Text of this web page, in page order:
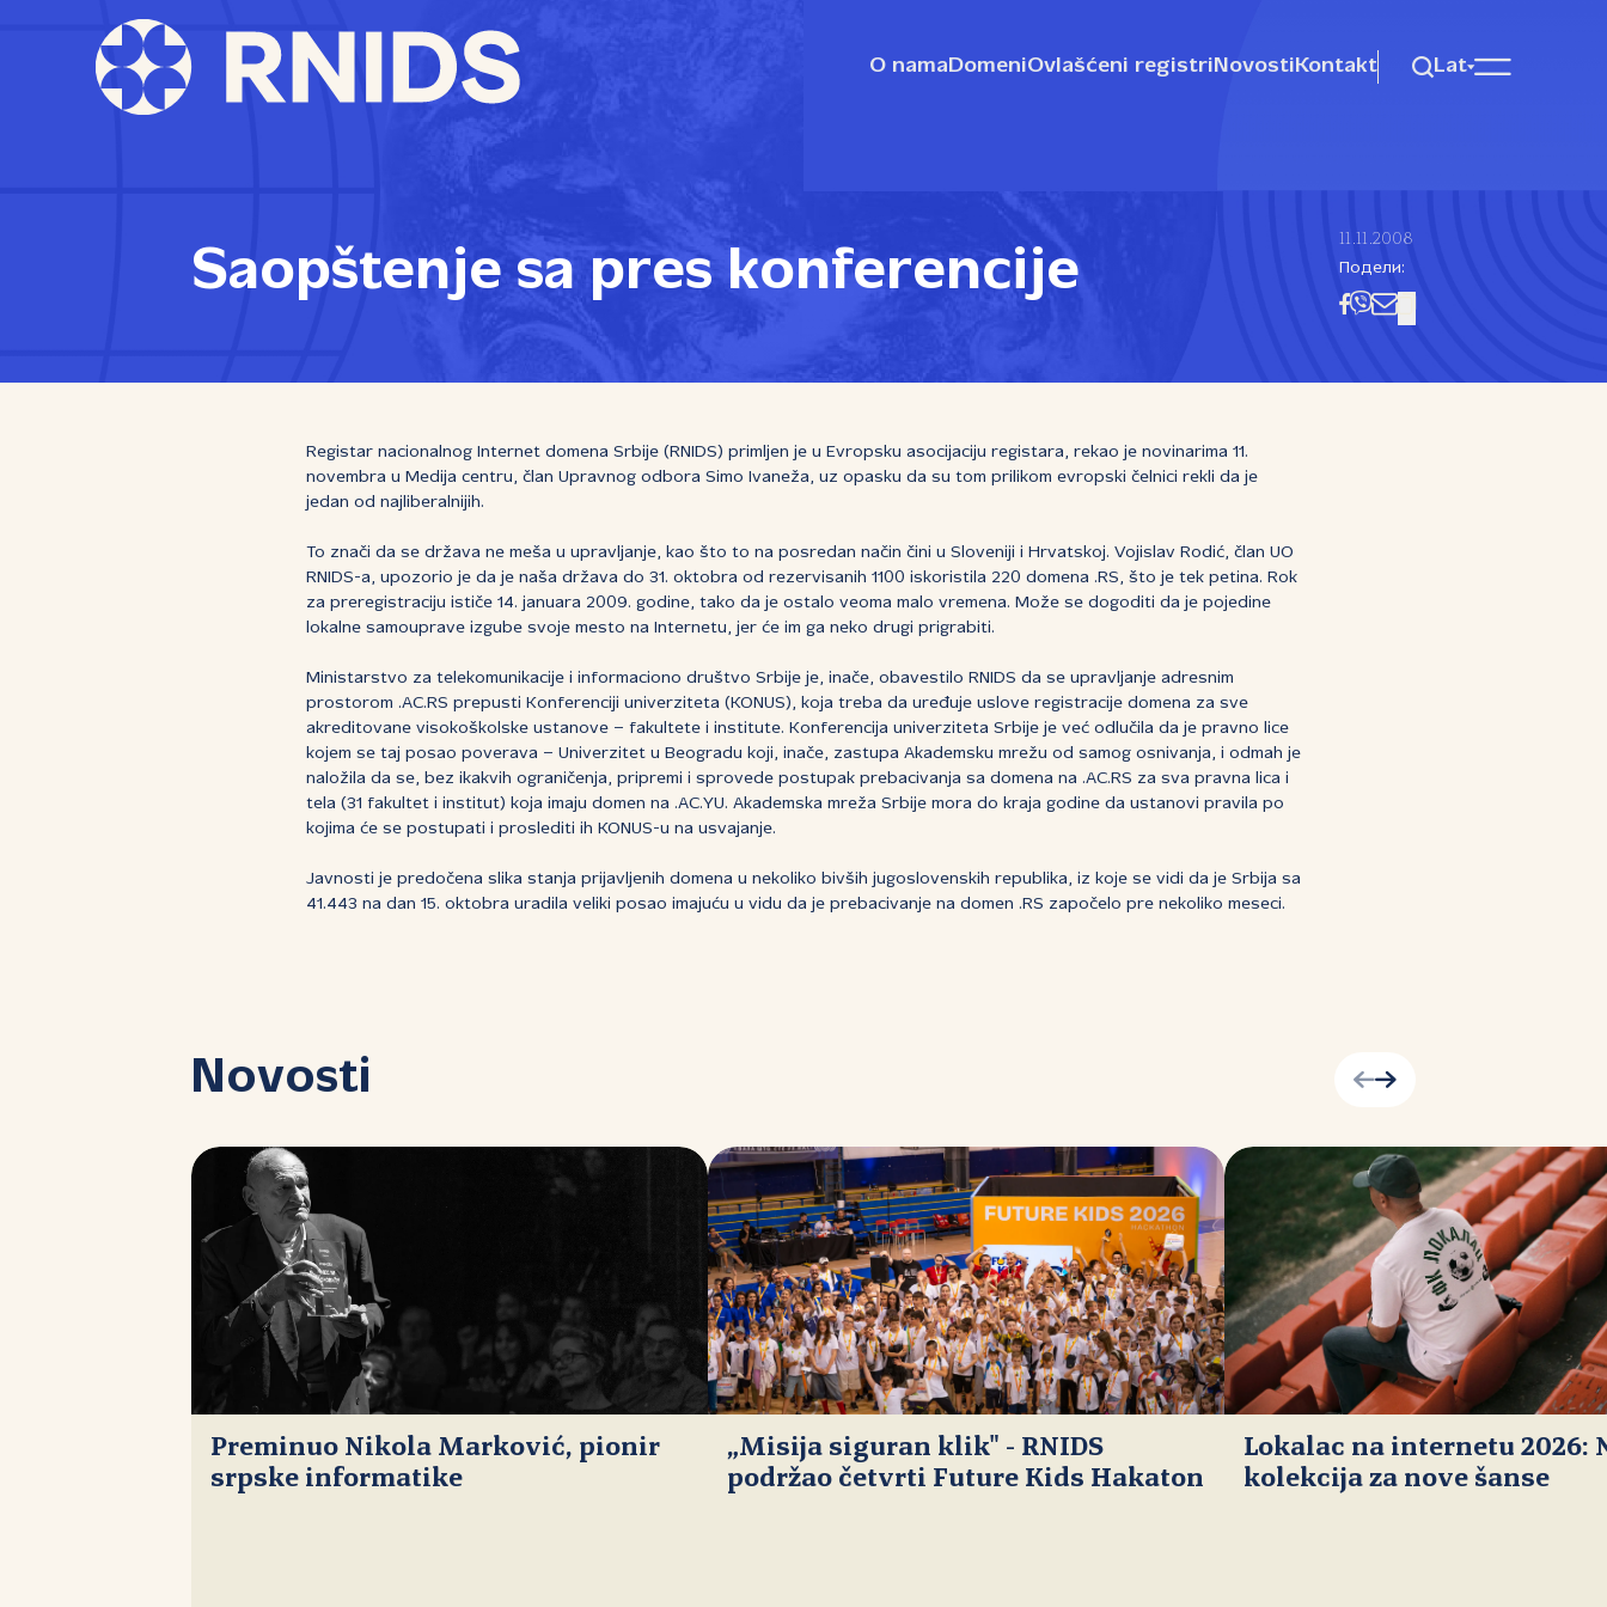
O nama DomeniOvlašćeni registri Novosti Kontakt Lat
Saopštenje sa pres konferencije
11.11.2008
Подели:
Registar nacionalnog Internet domena Srbije (RNIDS) primljen je u Evropsku asocijaciju registara, rekao je novinarima 11.
novembra u Medija centru, član Upravnog odbora Simo Ivaneža, uz opasku da su tom prilikom evropski čelnici rekli da je
jedan od najliberalnijih.
To znači da se država ne meša u upravljanje, kao što to na posredan način čini u Sloveniji i Hrvatskoj. Vojislav Rodić, član UO
RNIDS-a, upozorio je da je naša država do 31. oktobra od rezervisanih 1100 iskoristila 220 domena .RS, što je tek petina. Rok
za preregistraciju ističe 14. januara 2009. godine, tako da je ostalo veoma malo vremena. Može se dogoditi da je pojedine
lokalne samouprave izgube svoje mesto na Internetu, jer će im ga neko drugi prigrabiti.
Ministarstvo za telekomunikacije i informaciono društvo Srbije je, inače, obavestilo RNIDS da se upravljanje adresnim
prostorom .AC.RS prepusti Konferenciji univerziteta (KONUS), koja treba da uređuje uslove registracije domena za sve
akreditovane visokoškolske ustanove – fakultete i institute. Konferencija univerziteta Srbije je već odlučila da je pravno lice
kojem se taj posao poverava – Univerzitet u Beogradu koji, inače, zastupa Akademsku mrežu od samog osnivanja, i odmah je
naložila da se, bez ikakvih ograničenja, pripremi i sprovede postupak prebacivanja sa domena na .AC.RS za sva pravna lica i
tela (31 fakultet i institut) koja imaju domen na .AC.YU. Akademska mreža Srbije mora do kraja godine da ustanovi pravila po
kojima će se postupati i proslediti ih KONUS-u na usvajanje.
Javnosti je predočena slika stanja prijavljenih domena u nekoliko bivših jugoslovenskih republika, iz koje se vidi da je Srbija sa
41.443 na dan 15. oktobra uradila veliki posao imajuću u vidu da je prebacivanje na domen .RS započelo pre nekoliko meseci.
Novosti
Preminuo Nikola Marković, pionir
srpske informatike
„Misija siguran klik" - RNIDS
podržao četvrti Future Kids Hakaton
Lokalac na internetu 2026:
kolekcija za nove šanse